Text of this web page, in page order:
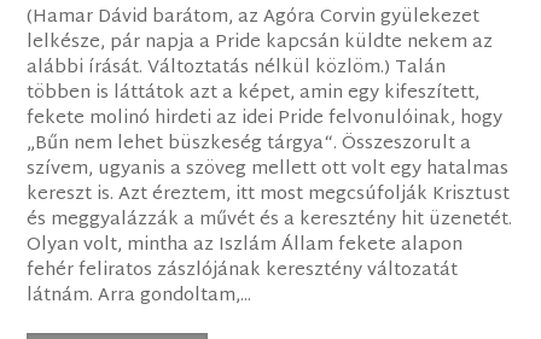
(Hamar Dávid barátom, az Agóra Corvin gyülekezet
lelkésze, pár napja a Pride kapcsán küldte nekem az
alábbi írását. Változtatás nélkül közlöm.) Talán
többen is láttátok azt a képet, amin egy kifeszített,
fekete molinó hirdeti az idei Pride felvonulóinak, hogy
„Bűn nem lehet büszkeség tárgya“. Összeszorult a
szívem, ugyanis a szöveg mellett ott volt egy hatalmas
kereszt is. Azt éreztem, itt most megcsúfolják Krisztust
és meggyalázzák a művét és a keresztény hit üzenetét.
Olyan volt, mintha az Iszlám Állam fekete alapon
fehér feliratos zászlójának keresztény változatát
látnám. Arra gondoltam,...